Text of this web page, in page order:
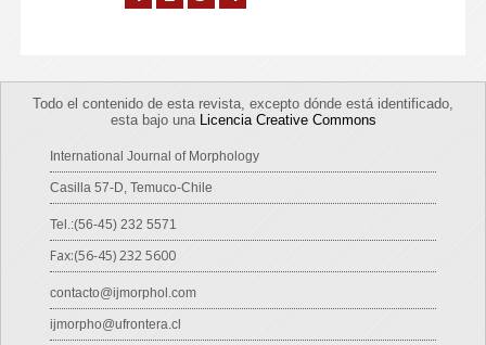
Todo el contenido de esta revista, excepto dónde está identificado,
esta bajo una Licencia Creative Commons
International Journal of Morphology
Casilla 57-D, Temuco-Chile
Tel.:(56-45) 232 5571
Fax:(56-45) 232 5600
contacto@ijmorphol.com
ijmorpho@ufrontera.cl